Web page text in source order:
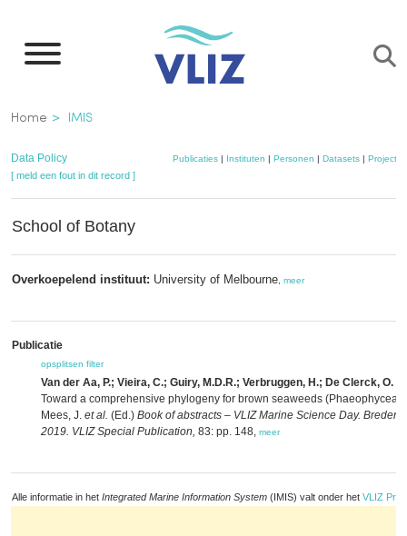
naar
inhoud
gaan
Kruimelpad
Home IMIS
Data Policy Publicaties | Instituten | Personen | Datasets | Projecten
[ meld een fout in dit record ]
School of Botany
Overkoepelend instituut: University of Melbourne meer
Publicatie
opsplitsen filter
Van der Aa, P.; Vieira, C.; Guiry, M.D.R.; Verbruggen, H.; De Clerck, O.
Toward a comprehensive phylogeny for brown seaweeds
Mees, J. et al. (Ed.) Book of abstracts – VLIZ Marine Science Day.
2019. VLIZ Special Publication, 83: pp. 148, meer
Alle informatie in het Integrated Marine Information System (IMIS) valt onder het VLIZ